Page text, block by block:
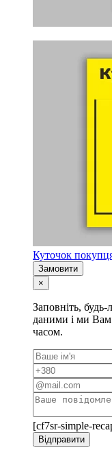
Куточок
Замовити
×
Заповніть,
даними і ми
часом.
[cf7sr-simple-